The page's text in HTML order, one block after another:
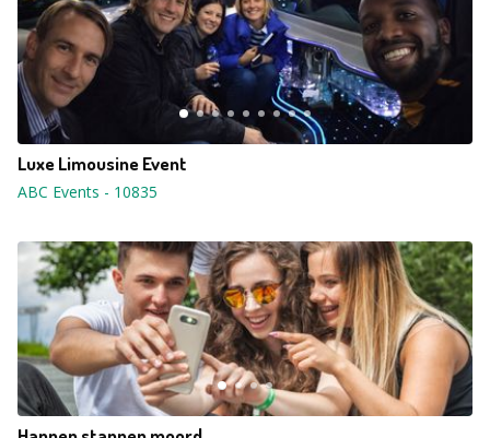
Luxe Limousine Event
ABC Events - 10835